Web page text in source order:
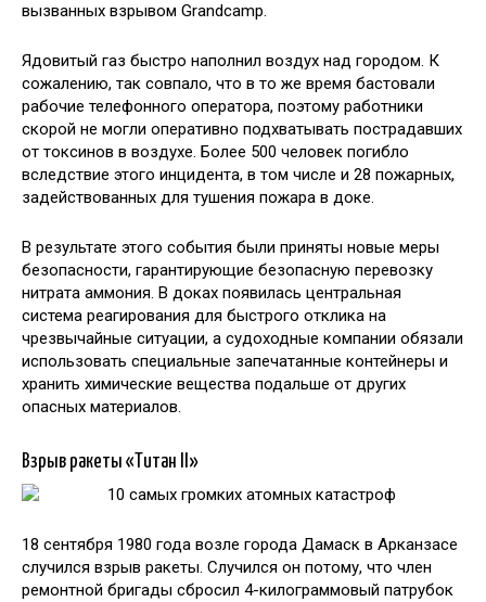
вызванных взрывом Grandcamp.
Ядовитый газ быстро наполнил воздух над городом. К
сожалению, так совпало, что в то же время бастовали
рабочие телефонного оператора, поэтому работники
скорой не могли оперативно подхватывать пострадавших
от токсинов в воздухе. Более 500 человек погибло
вследствие этого инцидента, в том числе и 28 пожарных,
задействованных для тушения пожара в доке.
В результате этого события были приняты новые меры
безопасности, гарантирующие безопасную перевозку
нитрата аммония. В доках появилась центральная
система реагирования для быстрого отклика на
чрезвычайные ситуации, а судоходные компании обязали
использовать специальные запечатанные контейнеры и
хранить химические вещества подальше от других
опасных материалов.
Взрыв ракеты «Титан II»
18 сентября 1980 года возле города Дамаск в Арканзасе
случился взрыв ракеты. Случился он потому, что член
ремонтной бригады сбросил 4-килограммовый патрубок